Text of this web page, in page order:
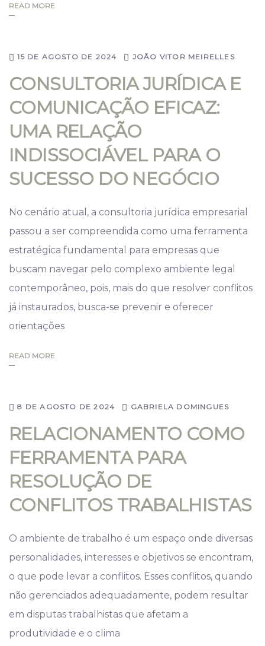
READ MORE
15 DE AGOSTO DE 2024 JOÃO VITOR MEIRELLES
CONSULTORIA JURÍDICA E
COMUNICAÇÃO EFICAZ:
UMA RELAÇÃO
INDISSOCIÁVEL PARA O
SUCESSO DO NEGÓCIO
No cenário atual, a consultoria jurídica empresarial
passou a ser compreendida como uma ferramenta
estratégica fundamental para empresas que
buscam navegar pelo complexo ambiente legal
contemporâneo, pois, mais do que resolver conflitos
já instaurados, busca-se prevenir e oferecer
orientações
READ MORE
8 DE AGOSTO DE 2024 GABRIELA DOMINGUES
RELACIONAMENTO COMO
FERRAMENTA PARA
RESOLUÇÃO DE
CONFLITOS TRABALHISTAS
O ambiente de trabalho é um espaço onde diversas
personalidades, interesses e objetivos se encontram,
o que pode levar a conflitos. Esses conflitos, quando
não gerenciados adequadamente, podem resultar
em disputas trabalhistas que afetam a
produtividade e o clima